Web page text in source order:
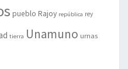
pueblo Rajoy república rey
tierra Unamuno urnas